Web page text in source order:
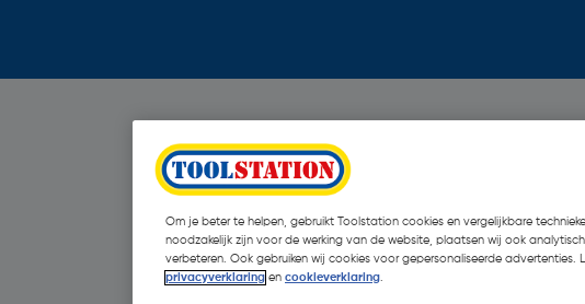
Om je beter te helpen, gebruikt Toolstation cookies en vergelijkbare
noodzakelijk zijn voor de werking van de website, plaatsen wij ook
verbeteren. Ook gebruiken wij cookies voor gepersonaliseerde advertenties.
privacyverklaring en cookieverklaring.